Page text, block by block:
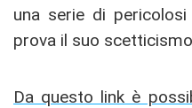
una serie di
prova il suo
Da questo link è